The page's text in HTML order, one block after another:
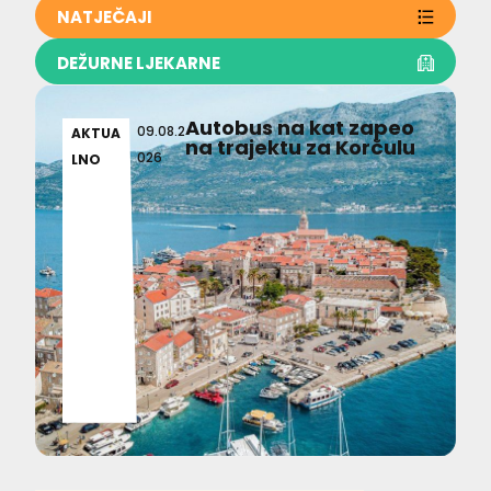
NATJEČAJI
DEŽURNE LJEKARNE
AKTUA
LNO
09.08.2
026
Autobus na kat zapeo
na trajektu za Korčulu